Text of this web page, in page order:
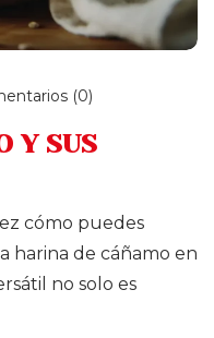
(0)
Y SUS
cómo puedes
harina de cáñamo en
no solo es